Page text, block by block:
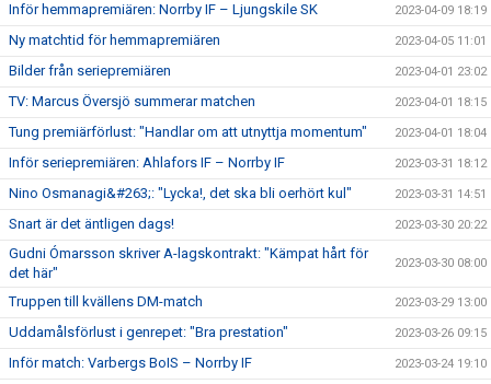
Inför hemmapremiären: Norrby IF – Ljungskile SK 2023-04-09 18:19
Ny matchtid för hemmapremiären 2023-04-05 11:01
Bilder från seriepremiären 2023-04-01 23:02
TV: Marcus Översjö summerar matchen 2023-04-01 18:15
Tung premiärförlust: "Handlar om att utnyttja momentum" 2023-04-01 18:04
Inför seriepremiären: Ahlafors IF – Norrby IF 2023-03-31 18:12
Nino Osmanagi&#263;: "Lycka!, det ska bli oerhört kul" 2023-03-31 14:51
Snart är det äntligen dags! 2023-03-30 20:22
Gudni Ómarsson skriver A-lagskontrakt: "Kämpat hårt för
det här"
2023-03-30 08:00
Truppen till kvällens DM-match 2023-03-29 13:00
Uddamålsförlust i genrepet: "Bra prestation" 2023-03-26 09:15
Inför match: Varbergs BoIS – Norrby IF 2023-03-24 19:10